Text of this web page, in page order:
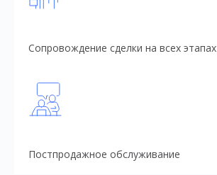
Сопровождение сделки на всех этапах
Постпродажное обслуживание